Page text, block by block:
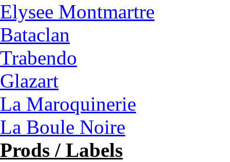
Elysee Montmartre
Bataclan
Trabendo
Glazart
La Maroquinerie
La Boule Noire
Prods / Labels